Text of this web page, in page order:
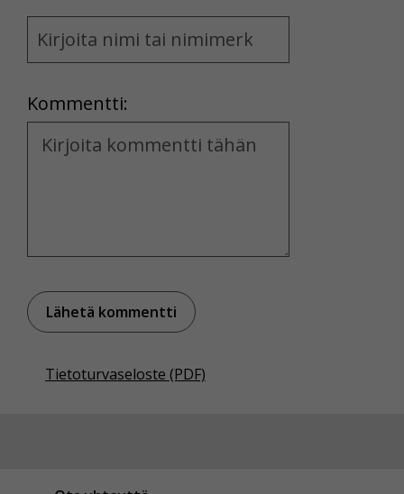
Name
and
Kommentti:
Kommentti
Tietoturvaseloste (PDF)